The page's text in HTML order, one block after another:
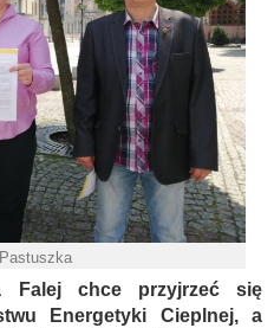
Falej chce przyjrzeć się
Energetyki Cieplnej, a